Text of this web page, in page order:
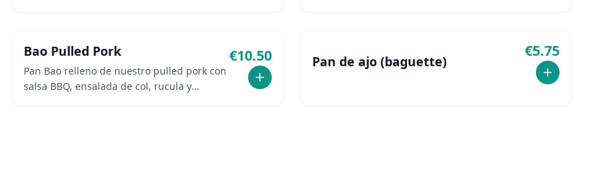
chutney de mango.
Bao Pulled Pork
Pan Bao relleno de nuestro pulled pork con
salsa BBQ, ensalada de col, rucula y
€10.50 Pan de ajo (baguette)
€5.75